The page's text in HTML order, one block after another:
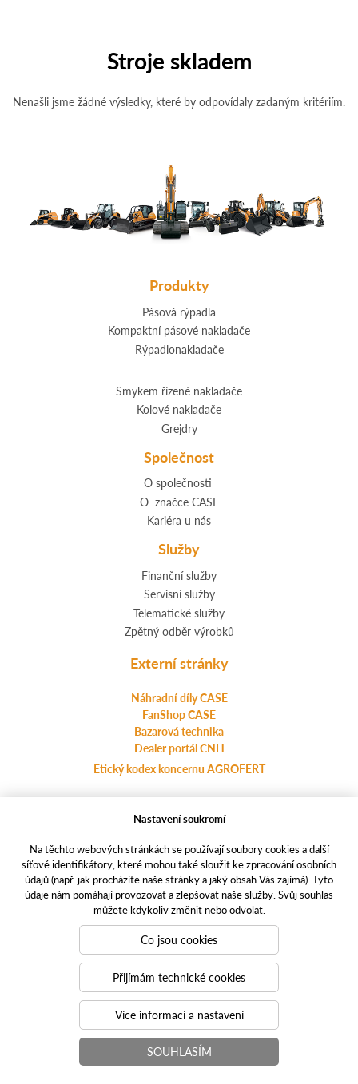
Stroje skladem
Nenašli jsme žádné výsledky, které by odpovídaly zadaným kritériím.
Produkty
Pásová rýpadla
Kompaktní pásové nakladače
Rýpadlonakladače
Smykem řízené nakladače
Kolové nakladače
Grejdry
Společnost
O společnosti
O značce CASE
Kariéra u nás
Služby
Finanční služby
Servisní služby
Telematické služby
Zpětný odběr výrobků
Externí stránky
Náhradní díly CASE
FanShop CASE
Bazarová technika
Dealer portál CNH
Etický kodex koncernu AGROFERT
PUXdesign.cz | casece.cz © 2021
Ochrana osobních údajů
agrotec.cz
a-finance.cz
casece.com
Toto jsou internetové stránky společnosti AGROTEC plus s.r.o., se
sídlem v Hustopečích, Hybešova 62/14, PSČ 69301, IČ
46966757,
zapsané v OR vedeném Krajským soudem v Brně, oddíl C, vložka
6852. Společnost AGROTEC plus s.r.o. je členem koncernu
AGROFERT řízeného společností AGROFERT, a.s., IČO
26185610, se sídlem na adrese Pyšelská 2327/2, Chodov, 149 00
Praha 4.
Nastavení soukromí
Na těchto webových stránkách se používají soubory cookies a další
síťové identifikátory, které mohou také sloužit ke zpracování osobních
údajů (např. jak procházíte naše stránky a jaký obsah Vás zajímá). Tyto
údaje nám pomáhají provozovat a zlepšovat naše služby. Svůj souhlas
můžete kdykoliv změnit nebo odvolat.
Co jsou cookies
Přijímám technické cookies
Více informací a nastavení
SOUHLASÍM